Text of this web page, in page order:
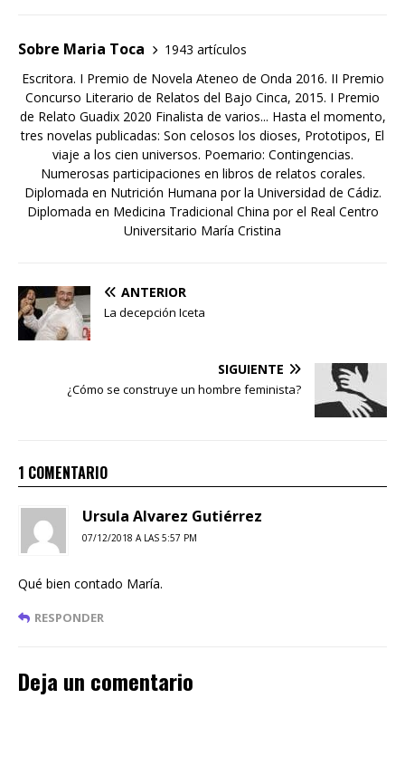
Sobre Maria Toca
1943 artículos
Escritora. I Premio de Novela Ateneo de Onda 2016. II Premio
Concurso Literario de Relatos del Bajo Cinca, 2015. I Premio
de Relato Guadix 2020 Finalista de varios... Hasta el momento,
tres novelas publicadas: Son celosos los dioses, Prototipos, El
viaje a los cien universos. Poemario: Contingencias.
Numerosas participaciones en libros de relatos corales.
Diplomada en Nutrición Humana por la Universidad de Cádiz.
Diplomada en Medicina Tradicional China por el Real Centro
Universitario María Cristina
ANTERIOR
La decepción Iceta
SIGUIENTE
¿Cómo se construye un hombre feminista?
1 COMENTARIO
Ursula Alvarez Gutiérrez
07/12/2018 A LAS 5:57 PM
Qué bien contado María.
RESPONDER
Deja un comentario